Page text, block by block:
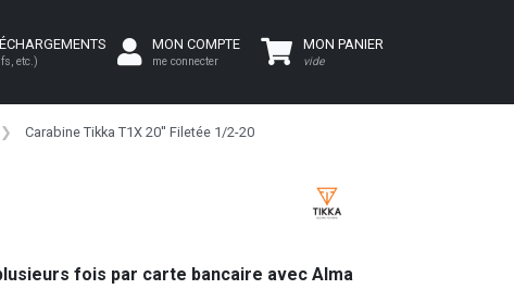
etc.)
MON COMPTE
me connecter
MON PANIER
vide
Carabine Tikka T1X 20'' Filetée 1/2-20
fois par carte bancaire avec Alma